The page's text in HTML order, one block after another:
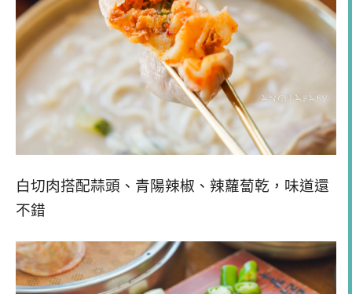
白切肉搭配蒜頭、青陽辣椒、辣蘿蔔乾，味道還
不錯